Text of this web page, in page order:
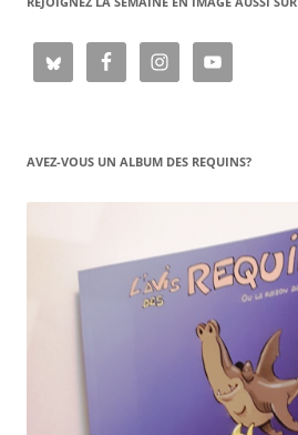
AVEZ-VOUS UN ALBUM DES REQUINS?